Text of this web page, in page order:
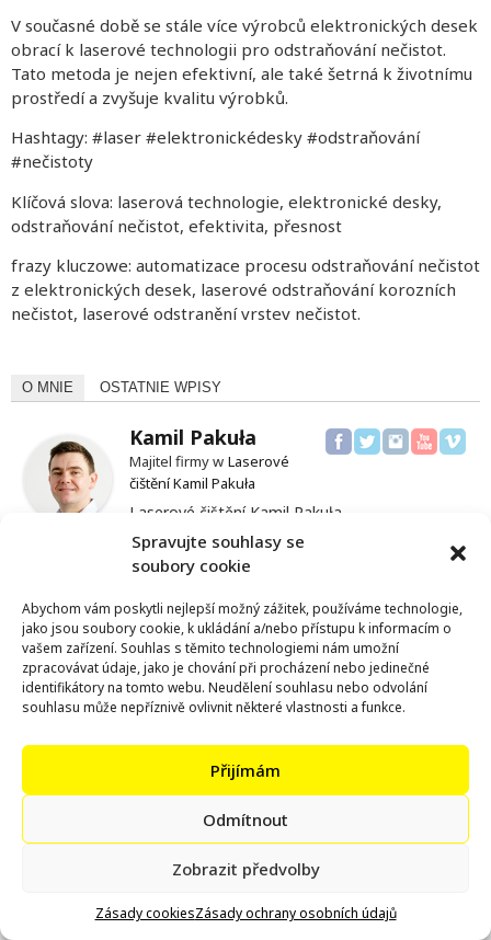
Spravujte souhlasy se
soubory cookie
Abychom vám poskytli nejlepší možný zážitek, používáme technologie,
jako jsou soubory cookie, k ukládání a/nebo přístupu k informacím o
vašem zařízení. Souhlas s těmito technologiemi nám umožní
zpracovávat údaje, jako je chování při procházení nebo jedinečné
identifikátory na tomto webu. Neudělení souhlasu nebo odvolání
souhlasu může nepříznivě ovlivnit některé vlastnosti a funkce.
Přijímám
Odmítnout
Zobrazit předvolby
Zásady cookiesZásady ochrany osobních údajů
V současné době se stále více výrobců elektronických desek
obrací k laserové technologii pro odstraňování nečistot.
Tato metoda je nejen efektivní, ale také šetrná k životnímu
prostředí a zvyšuje kvalitu výrobků.
Hashtagy: #laser #elektronickédesky #odstraňování
#nečistoty
Klíčová slova: laserová technologie, elektronické desky,
odstraňování nečistot, efektivita, přesnost
frazy kluczowe: automatizace procesu odstraňování nečistot
z elektronických desek, laserové odstraňování korozních
nečistot, laserové odstranění vrstev nečistot.
O MNIE OSTATNIE WPISY
Kamil Pakuła
Majitel firmy w Laserové
čištění Kamil Pakuła
Laserové čištění Kamil Pakuła
ul. Łódzka 5, 95-011 Bratoszewice
czyszczenielaserowe@gmail.com
790 431 031
Laserové čištění